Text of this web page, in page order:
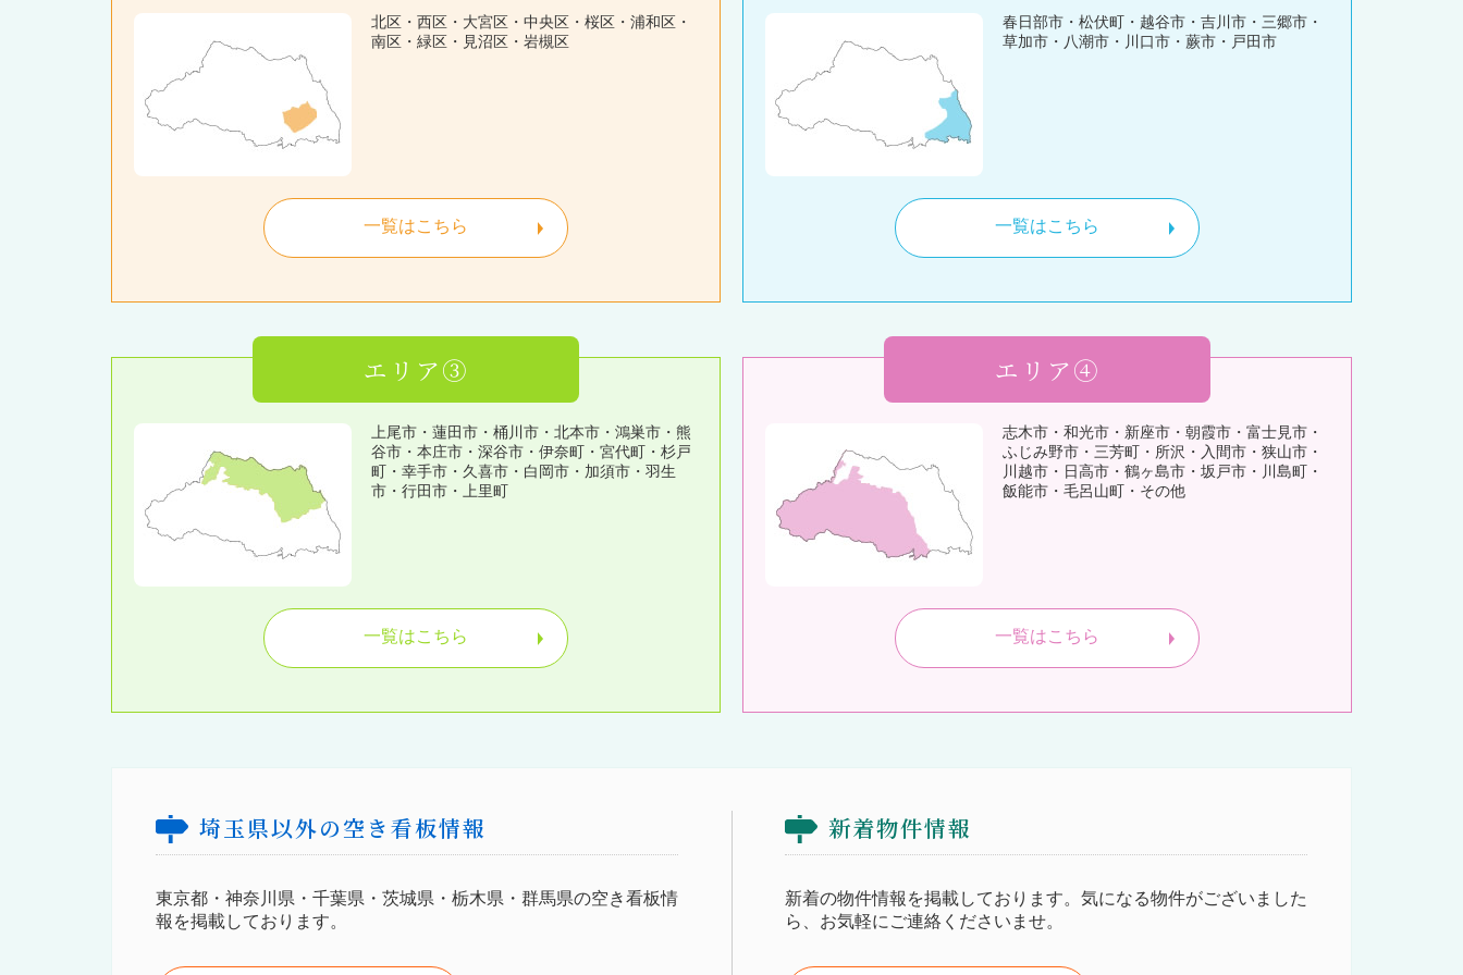
北区・西区・大宮区・中央区・桜区・浦和区・
南区・緑区・見沼区・岩槻区
一覧はこちら
春日部市・松伏町・越谷市・吉川市・三郷市・
草加市・八潮市・川口市・蕨市・戸田市
一覧はこちら
エリア③
上尾市・蓮田市・桶川市・北本市・鴻巣市・熊
谷市・本庄市・深谷市・伊奈町・宮代町・杉戸
町・幸手市・久喜市・白岡市・加須市・羽生
市・行田市・上里町
一覧はこちら
エリア④
志木市・和光市・新座市・朝霞市・富士見市・
ふじみ野市・三芳町・所沢・入間市・狭山市・
川越市・日高市・鶴ヶ島市・坂戸市・川島町・
飯能市・毛呂山町・その他
一覧はこちら
埼玉県以外の空き看板情報
東京都・神奈川県・千葉県・茨城県・栃木県・群馬県の空き看板情
報を掲載しております。
新着物件情報
新着の物件情報を掲載しております。気になる物件がございました
ら、お気軽にご連絡くださいませ。